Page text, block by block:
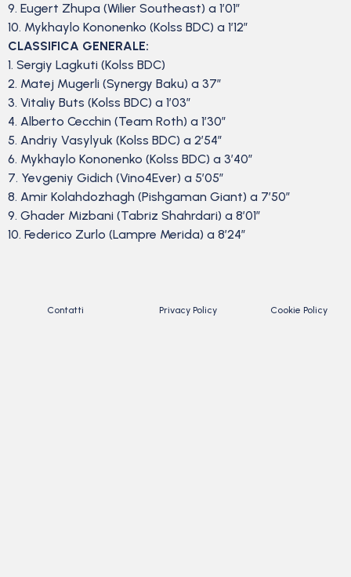
9. Eugert Zhupa (Wilier Southeast) a 1’01”
10. Mykhaylo Kononenko (Kolss BDC) a 1’12”
CLASSIFICA GENERALE:
1. Sergiy Lagkuti (Kolss BDC)
2. Matej Mugerli (Synergy Baku) a 37″
3. Vitaliy Buts (Kolss BDC) a 1’03”
4. Alberto Cecchin (Team Roth) a 1’30”
5. Andriy Vasylyuk (Kolss BDC) a 2’54”
6. Mykhaylo Kononenko (Kolss BDC) a 3’40”
7. Yevgeniy Gidich (Vino4Ever) a 5’05”
8. Amir Kolahdozhagh (Pishgaman Giant) a 7’50”
9. Ghader Mizbani (Tabriz Shahrdari) a 8’01”
10. Federico Zurlo (Lampre Merida) a 8’24”
Contatti Privacy Policy Cookie Policy